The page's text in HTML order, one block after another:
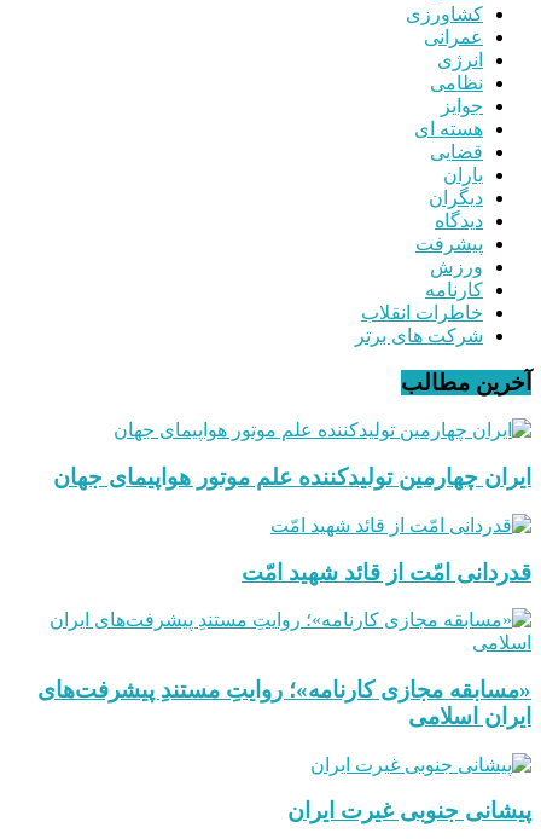
کشاورزی
عمرانی
انرژی
نظامی
جوایز
هسته ای
قضایی
یاران
دیگران
دیدگاه
پیشرفت
ورزش
کارنامه
خاطرات انقلاب
شرکت های برتر
آخرین مطالب
ایران چهارمین تولیدکننده علم موتور هواپیمای جهان
قدردانی امّت از قائد شهید امّت
«مسابقه مجازی کارنامه»؛ روایتِ مستندِ پیشرفت‌های
ایران اسلامی
پیشانی جنوبی غیرت ایران